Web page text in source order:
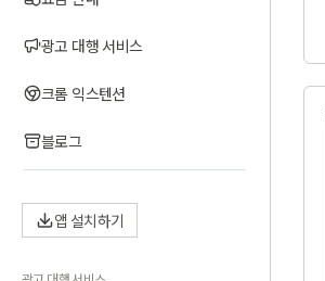
광고 대행 서비스
크롬 익스텐션
블로그
앱 설치하기